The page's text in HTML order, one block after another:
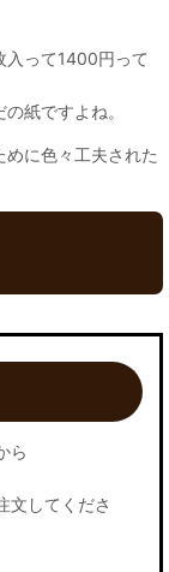
入って1400円って
紙ですよね。
に色々工夫された
ら
文してくださ